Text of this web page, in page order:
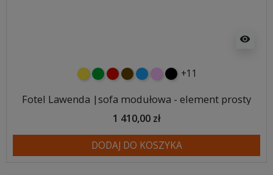
visibility
żółtyzielonyczerwony
czekoladowy
niebieski
różowy
czarny
+11
Fotel Lawenda |sofa modułowa - element prosty
1 410,00 zł
DODAJ DO KOSZYKA